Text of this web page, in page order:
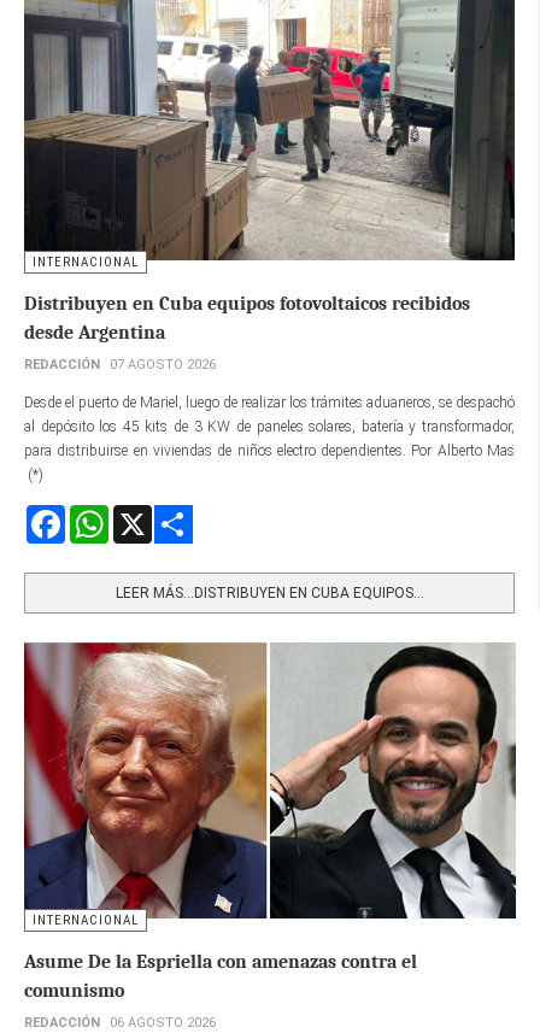
INTERNACIONAL
Distribuyen en Cuba equipos fotovoltaicos recibidos
desde Argentina
REDACCIÓN 07 AGOSTO 2026
Desde el puerto de Mariel, luego de realizar los trámites aduaneros, se despachó
al depósito los 45 kits de 3 KW de paneles solares, batería y transformador,
para distribuirse en viviendas de niños electro dependientes. Por Alberto Mas
(*)
FacebookWhatsApp
LEER MÁS…DISTRIBUYEN EN CUBA EQUIPOS...
INTERNACIONAL
Asume De la Espriella con amenazas contra el
comunismo
REDACCIÓN 06 AGOSTO 2026